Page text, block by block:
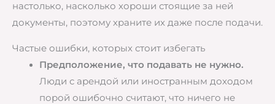
настолько, насколько хороши стоящие за ней
документы, поэтому храните их даже после подачи.
Частые ошибки, которых стоит избегать
Предположение, что подавать не нужно.
Люди с арендой или иностранным доходом
порой ошибочно считают, что ничего не